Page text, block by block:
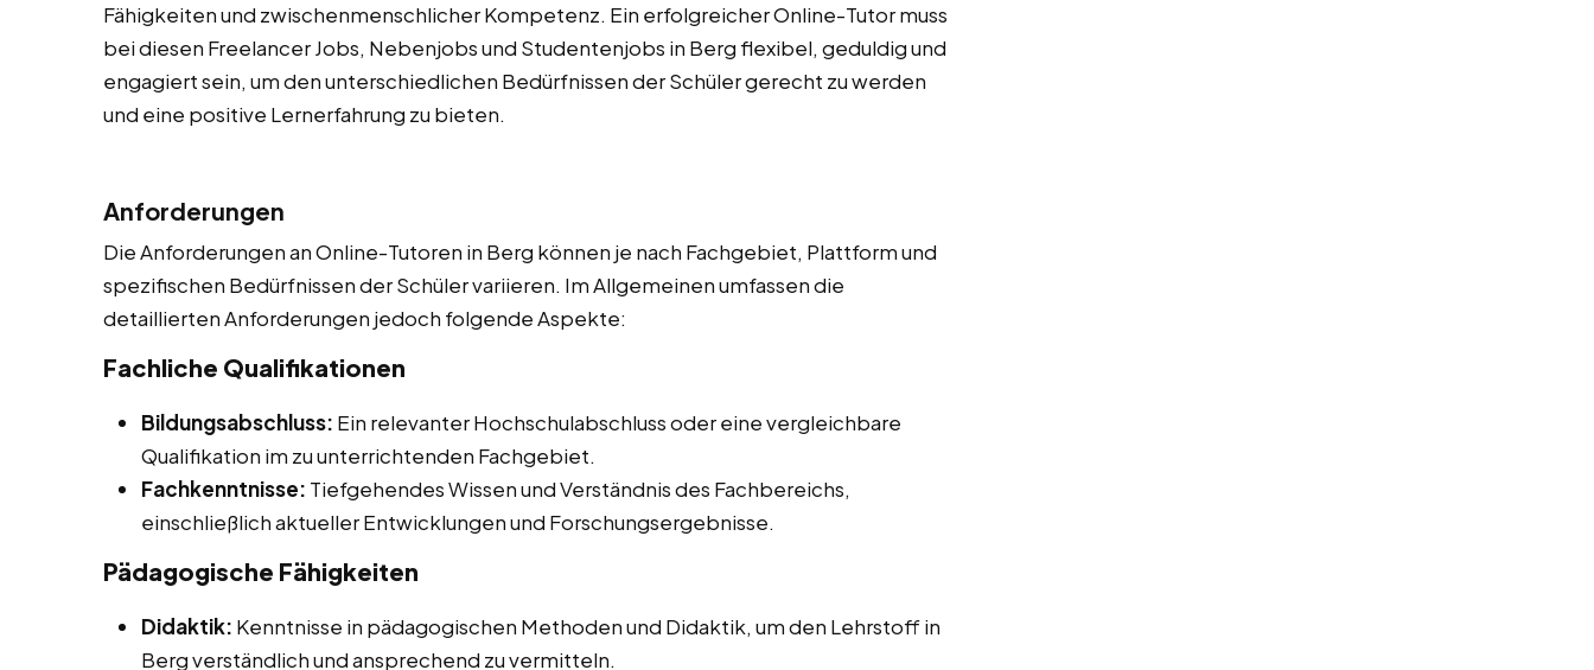
Fähigkeiten und zwischenmenschlicher Kompetenz. Ein erfolgreicher Online-Tutor muss
bei diesen Freelancer Jobs, Nebenjobs und Studentenjobs in Berg flexibel, geduldig und
engagiert sein, um den unterschiedlichen Bedürfnissen der Schüler gerecht zu werden
und eine positive Lernerfahrung zu bieten.
Anforderungen
Die Anforderungen an Online-Tutoren in Berg können je nach Fachgebiet, Plattform und
spezifischen Bedürfnissen der Schüler variieren. Im Allgemeinen umfassen die
detaillierten Anforderungen jedoch folgende Aspekte:
Fachliche Qualifikationen
Bildungsabschluss: Ein relevanter Hochschulabschluss oder eine vergleichbare
Qualifikation im zu unterrichtenden Fachgebiet.
Fachkenntnisse: Tiefgehendes Wissen und Verständnis des Fachbereichs,
einschließlich aktueller Entwicklungen und Forschungsergebnisse.
Pädagogische Fähigkeiten
Didaktik: Kenntnisse in pädagogischen Methoden und Didaktik, um den Lehrstoff in
Berg verständlich und ansprechend zu vermitteln.